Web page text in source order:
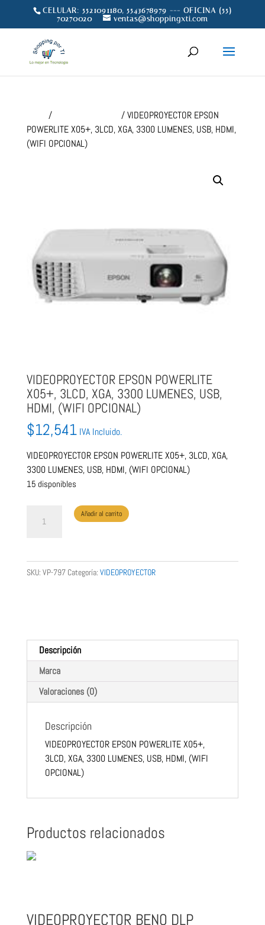
CELULAR: 5521091180, 5543678979 --- OFICINA (55)
70270020
ventas@shoppingxti.com
/
/ VIDEOPROYECTOR EPSON
POWERLITE X05+, 3LCD, XGA, 3300 LUMENES, USB, HDMI,
(WIFI OPCIONAL)
VIDEOPROYECTOR EPSON POWERLITE
X05+, 3LCD, XGA, 3300 LUMENES, USB,
HDMI, (WIFI OPCIONAL)
$12,541 IVA Incluido.
VIDEOPROYECTOR EPSON POWERLITE X05+, 3LCD, XGA,
3300 LUMENES, USB, HDMI, (WIFI OPCIONAL)
15 disponibles
VIDEOPROYECTOR
EPSON
3LCD,
HDMI,
(WIFI
OPCIONAL)
cantidad
Añadir al carrito
SKU: VP-797 Categoría: VIDEOPROYECTOR
Descripción
Marca
Valoraciones (0)
Descripción
VIDEOPROYECTOR EPSON POWERLITE X05+,
3LCD, XGA, 3300 LUMENES, USB, HDMI, (WIFI
OPCIONAL)
Productos relacionados
VIDEOPROYECTOR BENQ DLP